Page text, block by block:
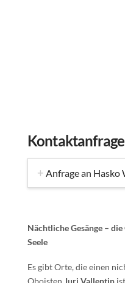
Kontaktanfrage
Anfrage an Hasko
Nächtliche Gesänge –
Seele
Es gibt Orte, die einen
Oboisten Juri Vallentinist